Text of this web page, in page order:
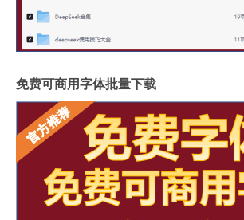
免费可商用字体批量下载